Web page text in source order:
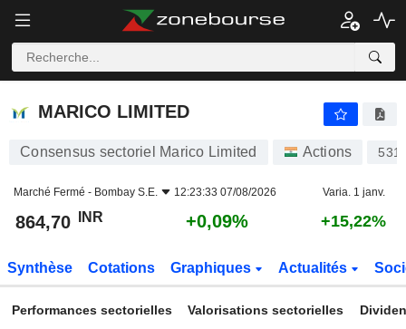
MARICO LIMITED
MARICO LIMITED
Consensus sectoriel Marico Limited Actions
Marché Fermé - Bombay S.E. 12:23:33 07/08/2026 Varia. 1 janv.
864,70 INR +0,09% +15,22%
Synthèse Cotations Graphiques Actualités
Performances sectorielles Valorisations sectorielles